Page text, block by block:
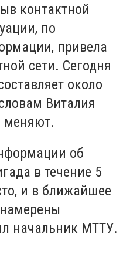
контактной
по
привела
сети. Сегодня
около
Виталия
меняют.
об
в течение 5
и в ближайшее
начальник МТТУ.